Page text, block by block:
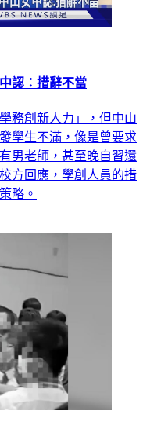
認：措辭不當
務創新人力」，但中山
學生不滿，像是曾要求
男老師，甚至晚自習還
方回應，學創人員的措
略。